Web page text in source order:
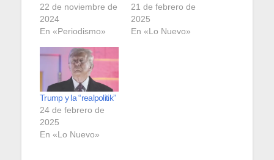
22 de noviembre de
2024
En «Periodismo»
21 de febrero de
2025
En «Lo Nuevo»
Trump y la “realpolitik”
24 de febrero de
2025
En «Lo Nuevo»